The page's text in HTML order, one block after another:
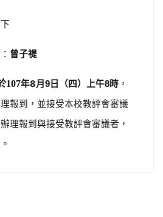
曾子禔
107年8月 9 日（四）上午8時 ，
報到，並接受本校教評會審議
理報到與接受教評會審議者，